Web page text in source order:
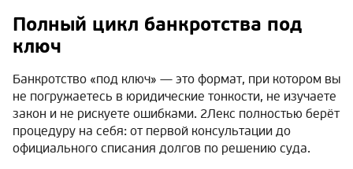
Полный цикл банкротства под
ключ
Банкротство «под ключ» — это формат, при котором вы
не погружаетесь в юридические тонкости, не изучаете
закон и не рискуете ошибками. 2Лекс полностью берёт
процедуру на себя: от первой консультации до
официального списания долгов по решению суда.